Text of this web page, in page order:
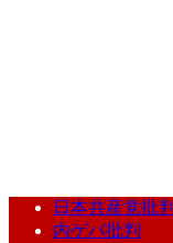
日本共産党批判
内ゲバ批判